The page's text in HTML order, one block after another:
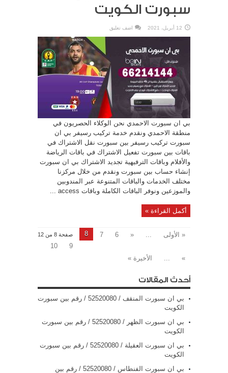
سبورت الكويت
12 أبريل، 2021 اضف تعليق
بي ان سبورت الاحمدي نحن الوكلاء الحصريون في
منطقة الاحمدي ونقدم خدمة تركيب رسيفر بي ان
سبورت تركيب رسيفر بين سبورت نقل الاشتراك في
باقات بين سبورت تفعيل الاشتراك في باقات الرياضة
والأفلام وباقات الترفيهية تجديد الاشتراك بي ان سبورت
إنشاء حساب بين سبورت ونقدم من خلال مركزنا
مختلف الخدمات والباقات المتنوعة عبر المندوبين
والموزعين ونوفر الباقات الكاملة وباقات access ...
أكمل القراءة »
صفحة 8 من 12 « الأولى ...
«
6
7
8
9
10
»
... الأخيرة »
أحدث المقالات
بي ان سبورت المنقف / 52520080 / رقم بين سبورت
الكويت
بي ان سبورت الظهر / 52520080 / رقم بين سبورت
الكويت
بي ان سبورت العقيلة / 52520080 / رقم بين سبورت
الكويت
بي ان سبورت الفنطاس / 52520080 / رقم بين